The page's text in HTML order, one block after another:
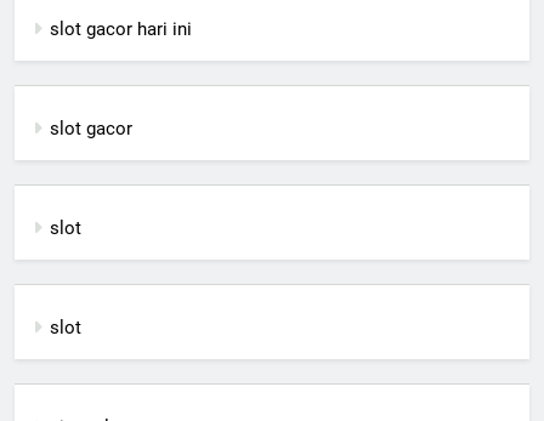
slot gacor hari ini
slot gacor
slot
slot